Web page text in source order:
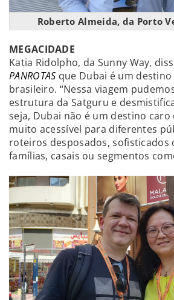
Roberto Almeida, da Porto
MEGACIDADE
Katia Ridolpho, da Sunny Way,
PANROTAS que Dubai é um
brasileiro. “Nessa viagem
estrutura da Satguru e
seja, Dubai não é um destino
muito acessível para diferentes
roteiros desposados, sofisticados
famílias, casais ou segmentos